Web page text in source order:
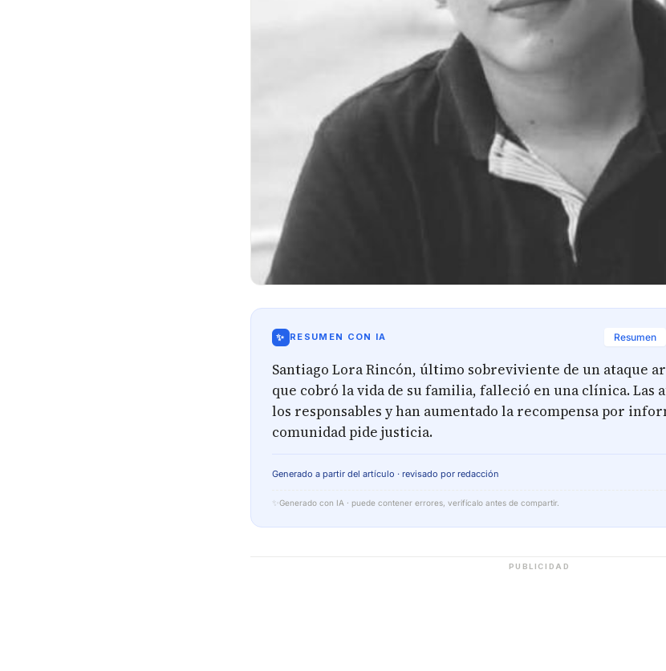
✨ RESUMEN CON IA Resumen
Santiago Lora Rincón, último sobreviviente de un ataque
que cobró la vida de su familia, falleció en una clínica. Las
los responsables y han aumentado la recompensa por
comunidad pide justicia.
Generado a partir del artículo · revisado por redacción
✨ Generado con IA · puede contener errores, verifícalo antes de compartir.
PUBLICIDAD